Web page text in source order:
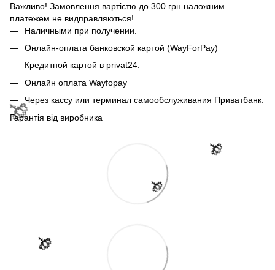
Важливо! Замовлення вартістю до 300 грн наложним
платежем не видправляються!
Наличными при получении.
Онлайн-оплата банковской картой (WayForPay)
Кредитной картой в privat24.
Онлайн оплата Wayfopay
Через кассу или терминал самообслуживания Приватбанк.
Гарантія від виробника
🌹